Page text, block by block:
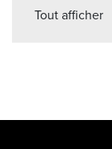
Tout afficher